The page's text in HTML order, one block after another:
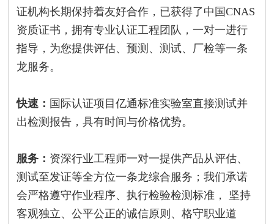
证机构长期保持着友好合作，已获得了中国CNAS
资质证书，拥有专业认证工程团队，一对一进行
指导，为您提供评估、预测、测试、厂检等一条
龙服务。
快速： 国际认证项目亿通标准实验室直接测试并
出检测报告，具有时间与价格优势。
服务： 资深行业工程师一对一提供产品从评估、
测试至发证等全方位一条龙综合服务；我们承诺
会严格遵守作业程序、执行检验检测标准， 坚持
客观独立、公平公正的诚信原则、格守职业道